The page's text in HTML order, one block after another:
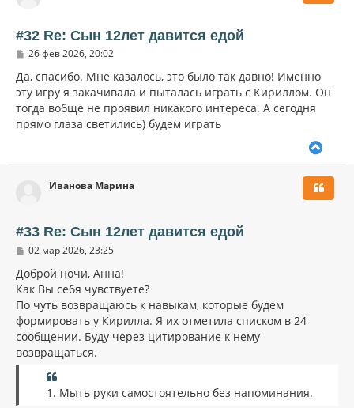
у
а
#32 Re: Сын 12лет давится едой
С
о
б
щ
е
н
и
26 фев 2026, 20:02
Да, спасибо. Мне казалось, это было так давно! Именно
эту игру я закачивала и пыталась играть с Кириллом. Он
тогда вобще не проявил никакого интереса. А сегодня
прямо глаза светились) будем играть
у
Иванова Марина
#33 Re: Сын 12лет давится едой
С
о
щ
е
н
и
е
02 мар 2026, 23:25
Доброй ночи, Анна!
Как Вы себя чувствуете?
По чуть возвращаюсь к навыкам, которые будем
формировать у Кирилла. Я их отметила списком в 24
сообщении. Буду через цитирование к нему
возвращаться.
1. Мыть руки самостоятельно без напоминания.